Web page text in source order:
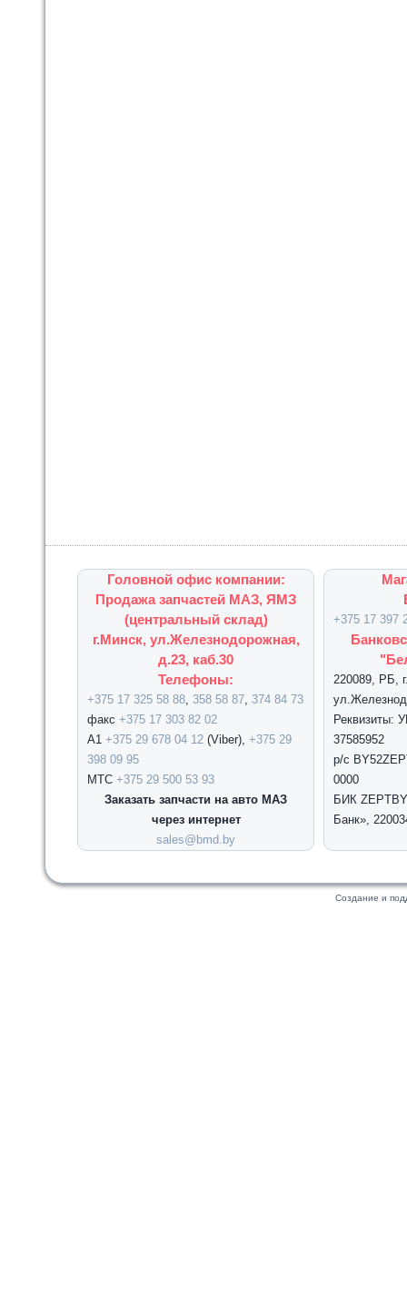
Головной офис компании:
Продажа запчастей МАЗ, ЯМЗ
(центральный склад)
г.Минск, ул.Железнодорожная,
д.23, каб.30
Телефоны:
+375 17 325 58 88, 358 58 87, 374 84 73
факс +375 17 303 82 02
А1 +375 29 678 04 12 (Viber), +375 29
398 09 95
МТС +375 29 500 53 93
Заказать запчасти на авто МАЗ
через интернет
sales@bmd.by
+375 17 397
220089, РБ,
Реквизиты:
37585952
р/с
0000
БИК
Банк»,
Создание и